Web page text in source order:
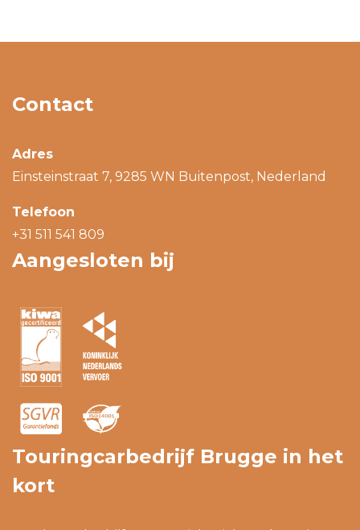
Contact
Adres
Einsteinstraat 7, 9285 WN Buitenpost, Nederland
Telefoon
+31 511 541 809
Aangesloten bij
Touringcarbedrijf Brugge in het
kort